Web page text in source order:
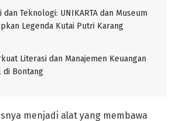
Teknologi: UNIKARTA dan Museum
Legenda Kutai Putri Karang
Literasi dan Manajemen Keuangan
di Bontang
menjadi alat yang membawa